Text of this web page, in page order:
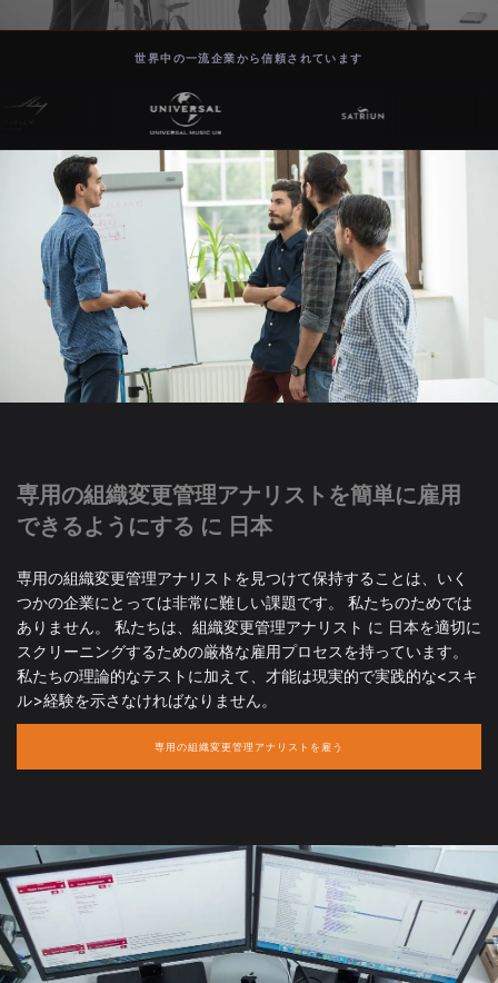
世界中の一流企業から信頼されています
専用の組織変更管理アナリストを簡単に雇用
できるようにする に 日本
専用の組織変更管理アナリストを見つけて保持することは、いく
つかの企業にとっては非常に難しい課題です。 私たちのためでは
ありません。 私たちは、組織変更管理アナリスト に 日本を適切に
スクリーニングするための厳格な雇用プロセスを持っています。
私たちの理論的なテストに加えて、才能は現実的で実践的な<スキ
ル>経験を示さなければなりません。
専用の組織変更管理アナリストを雇う